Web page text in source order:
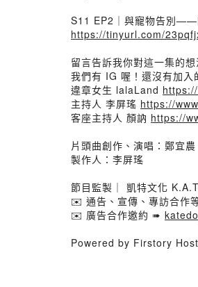
S11 EP2｜與寵物告別——
https://tinyurl.com/
留言告訴我你對這一集的想
我們有 IG 喔！還沒有加入
違章女生 lalaLand
主持人 李屏瑤 https://
客座主持人 顏訥 https://
片頭曲創作、演唱：鄭宜農
製作人：李屏瑤
節目監製｜ 凱特文化
✉️ 通告、宣傳、專訪合作
✉️ 廣告合作邀約 ➠
Powered by Firstory